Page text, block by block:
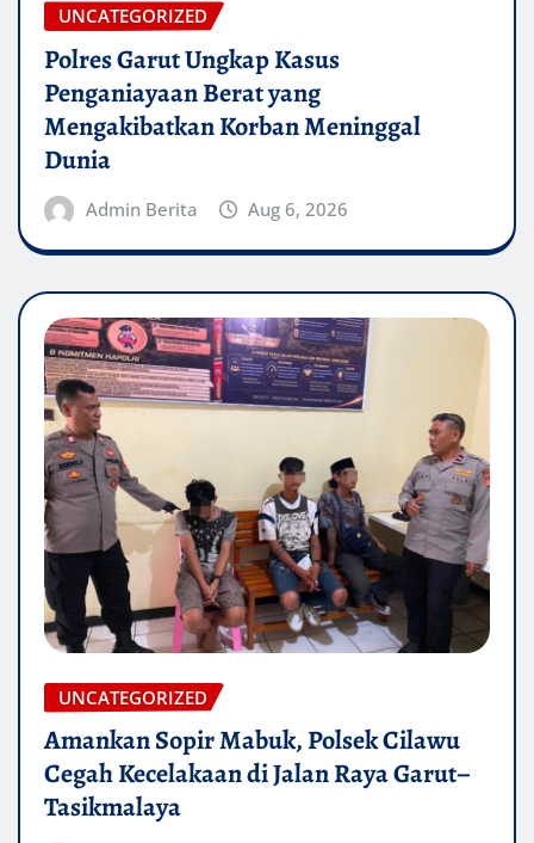
UNCATEGORIZED
Polres Garut Ungkap Kasus
Penganiayaan Berat yang
Mengakibatkan Korban Meninggal
Dunia
Admin Berita Aug 6, 2026
UNCATEGORIZED
Amankan Sopir Mabuk, Polsek Cilawu
Cegah Kecelakaan di Jalan Raya Garut–
Tasikmalaya